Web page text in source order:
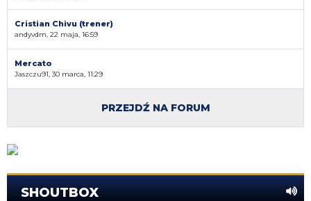
Cristian Chivu (trener)
andyvdm, 22 maja, 16:59
Mercato
Jaszczu91, 30 marca, 11:29
PRZEJDŹ NA FORUM
SHOUTBOX